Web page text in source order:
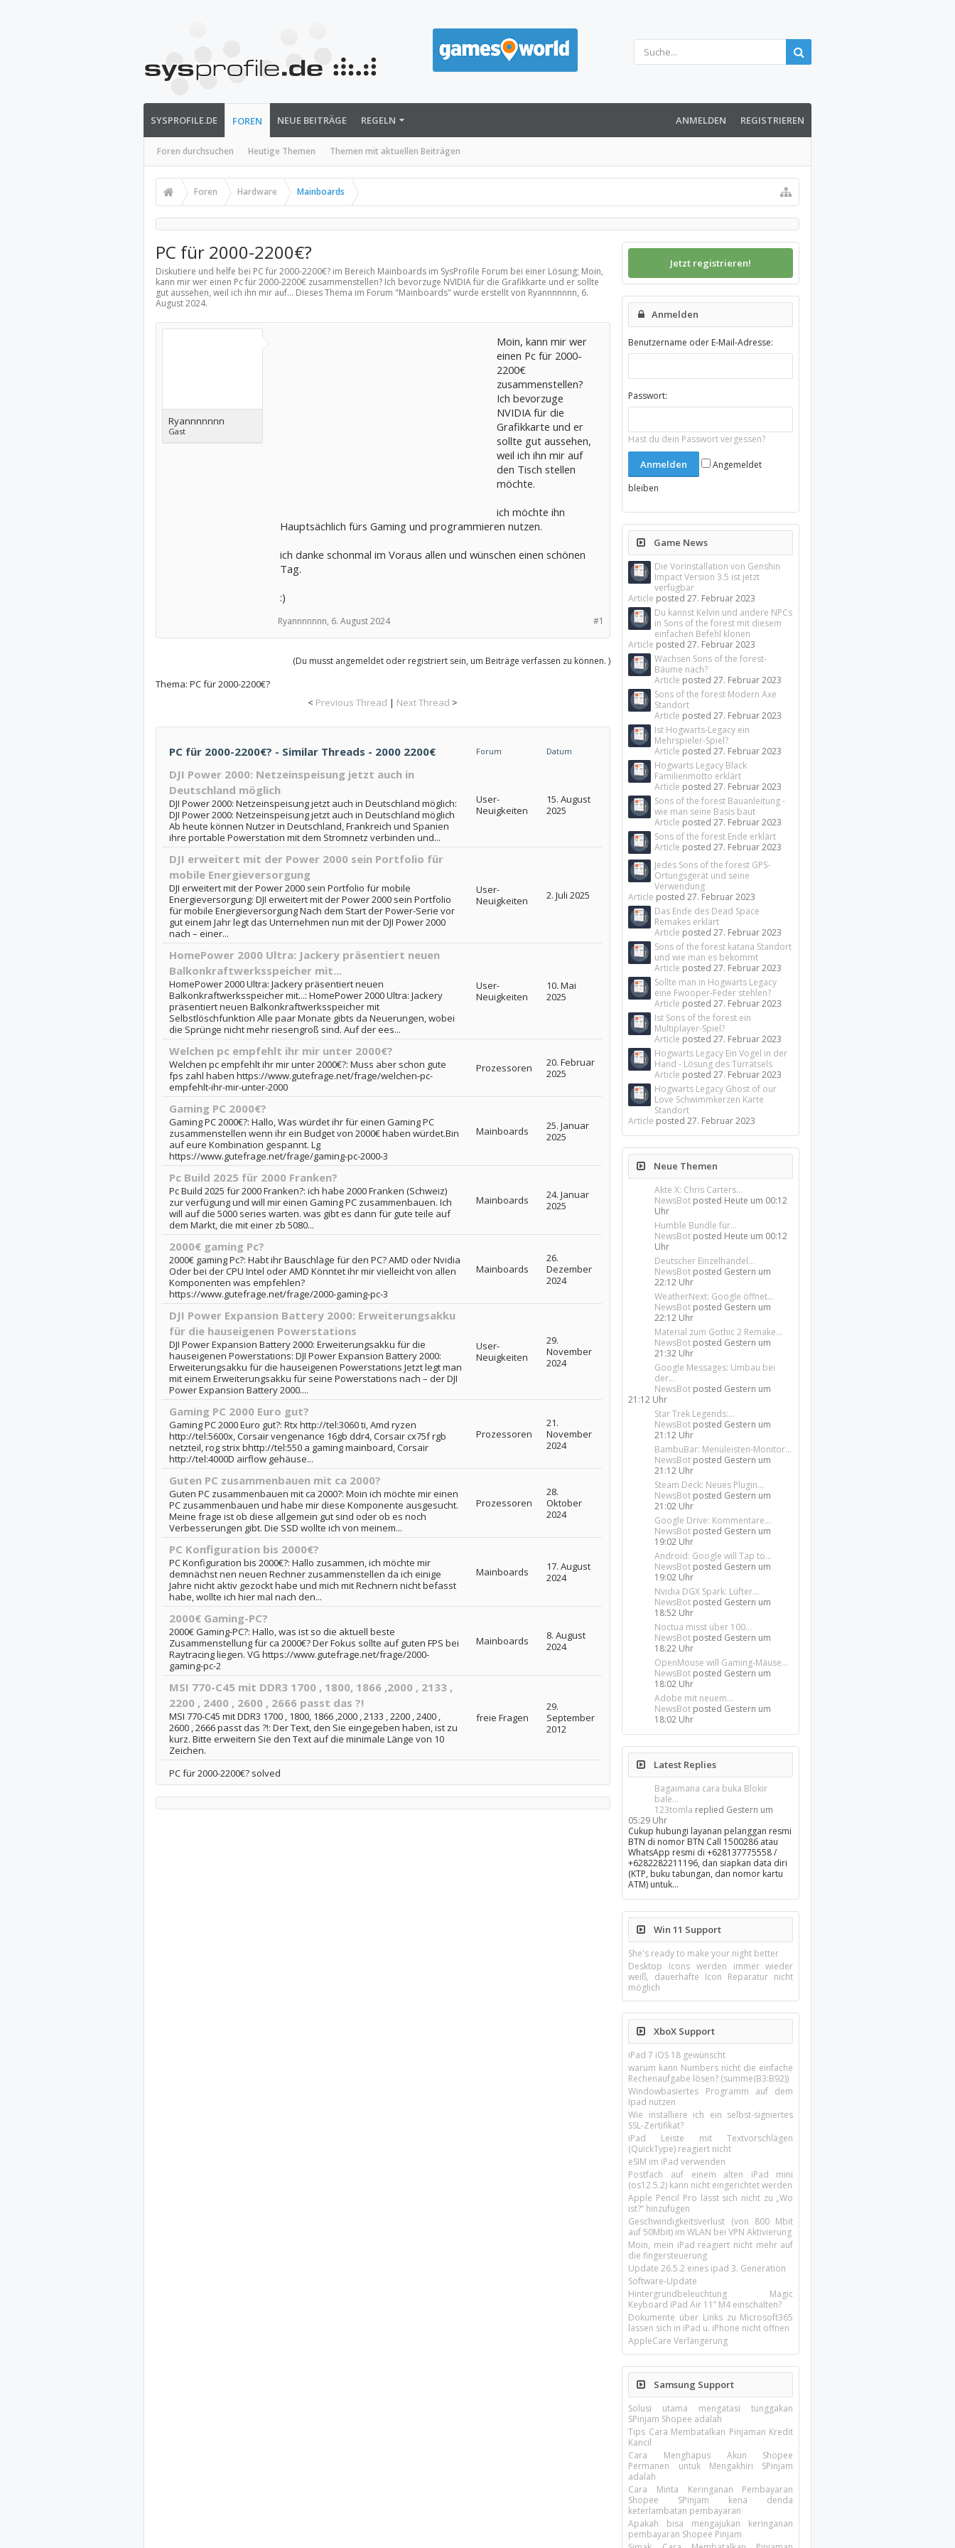
SYSPROFILE.DE FOREN
Foren durchsuchen Heutige Themen Themen mit aktuellen Beiträgen
NEUE BEITRÄGE REGELN ANMELDEN REGISTRIEREN
Foren Hardware Mainboards
PC für 2000-2200€?
Diskutiere und helfe bei PC für 2000-2200€? im Bereich Mainboardsim SysProfile Forum bei einer Lösung; Moin,
kann mir wer einen Pc für 2000-2200€ zusammenstellen? Ich bevorzuge NVIDIA für die Grafikkarte und er sollte
gut aussehen, weil ich ihn mir auf... Dieses Thema im Forum "Mainboards" wurde erstellt von Ryannnnnnn, 6.
August 2024.
Ryannnnnnn
Gast
Moin, kann mir wer
einen Pc für 2000-
2200€
zusammenstellen?
Ich bevorzuge
NVIDIA für die
Grafikkarte und er
sollte gut aussehen,
weil ich ihn mir auf
den Tisch stellen
möchte.
ich möchte ihn
Hauptsächlich fürs Gaming und programmieren nutzen.
ich danke schonmal im Voraus allen und wünschen einen schönen
Tag.
:)
#1
Ryannnnnnn, 6. August 2024
(Du musst angemeldet oder registriert sein, um Beiträge verfassen zu können. )
Thema: PC für 2000-2200€?
< Previous Thread | Next Thread >
PC für 2000-2200€? - Similar Threads - 2000 2200€ Forum Datum
DJI Power 2000: Netzeinspeisung jetzt auch in
Deutschland möglich
DJI Power 2000: Netzeinspeisung jetzt auch in Deutschland möglich:
DJI Power 2000: Netzeinspeisung jetzt auch in Deutschland möglich
Ab heute können Nutzer in Deutschland, Frankreich und Spanien
ihre portable Powerstation mit dem Stromnetz verbinden und...
User-
Neuigkeiten
15. August
2025
DJI erweitert mit der Power 2000 sein Portfolio für
mobile Energieversorgung
DJI erweitert mit der Power 2000 sein Portfolio für mobile
Energieversorgung: DJI erweitert mit der Power 2000 sein Portfolio
für mobile Energieversorgung Nach dem Start der Power-Serie vor
gut einem Jahr legt das Unternehmen nun mit der DJI Power 2000
nach – einer...
User-
Neuigkeiten
2. Juli 2025
HomePower 2000 Ultra: Jackery präsentiert neuen
Balkonkraftwerksspeicher mit...
HomePower 2000 Ultra: Jackery präsentiert neuen
Balkonkraftwerksspeicher mit...: HomePower 2000 Ultra: Jackery
präsentiert neuen Balkonkraftwerksspeicher mit
Selbstlöschfunktion Alle paar Monate gibts da Neuerungen, wobei
die Sprünge nicht mehr riesengroß sind. Auf der ees...
User-
Neuigkeiten
10. Mai
2025
Welchen pc empfehlt ihr mir unter 2000€?
Welchen pc empfehlt ihr mir unter 2000€?: Muss aber schon gute
fps zahl haben https://www.gutefrage.net/frage/welchen-pc-
empfehlt-ihr-mir-unter-2000
Prozessoren
20. Februar
2025
Gaming PC 2000€?
Gaming PC 2000€?: Hallo, Was würdet ihr für einen Gaming PC
zusammenstellen wenn ihr ein Budget von 2000€ haben würdet.Bin
auf eure Kombination gespannt. Lg
https://www.gutefrage.net/frage/gaming-pc-2000-3
Mainboards
25. Januar
2025
Pc Build 2025 für 2000 Franken?
Pc Build 2025 für 2000 Franken?: ich habe 2000 Franken (Schweiz)
zur verfügung und will mir einen Gaming PC zusammenbauen. Ich
will auf die 5000 series warten. was gibt es dann für gute teile auf
dem Markt, die mit einer zb 5080...
Mainboards
24. Januar
2025
2000€ gaming Pc?
2000€ gaming Pc?: Habt ihr Bauschläge für den PC? AMD oder Nvidia
Oder bei der CPU Intel oder AMD Könntet ihr mir vielleicht von allen
Komponenten was empfehlen?
https://www.gutefrage.net/frage/2000-gaming-pc-3
Mainboards
26.
Dezember
2024
DJI Power Expansion Battery 2000: Erweiterungsakku
für die hauseigenen Powerstations
DJI Power Expansion Battery 2000: Erweiterungsakku für die
hauseigenen Powerstations: DJI Power Expansion Battery 2000:
Erweiterungsakku für die hauseigenen Powerstations Jetzt legt man
mit einem Erweiterungsakku für seine Powerstations nach – der DJI
Power Expansion Battery 2000....
User-
Neuigkeiten
29.
November
2024
Gaming PC 2000 Euro gut?
Gaming PC 2000 Euro gut?: Rtx http://tel:3060 ti, Amd ryzen
http://tel:5600x, Corsair vengenance 16gb ddr4, Corsair cx75f rgb
netzteil, rog strix bhttp://tel:550 a gaming mainboard, Corsair
http://tel:4000D airflow gehäuse...
Prozessoren
21.
November
2024
Guten PC zusammenbauen mit ca 2000?
Guten PC zusammenbauen mit ca 2000?: Moin ich möchte mir einen
PC zusammenbauen und habe mir diese Komponente ausgesucht.
Meine frage ist ob diese allgemein gut sind oder ob es noch
Verbesserungen gibt. Die SSD wollte ich von meinem...
Prozessoren
28.
Oktober
2024
PC Konfiguration bis 2000€?
PC Konfiguration bis 2000€?: Hallo zusammen, ich möchte mir
demnächst nen neuen Rechner zusammenstellen da ich einige
Jahre nicht aktiv gezockt habe und mich mit Rechnern nicht befasst
habe, wollte ich hier mal nach den...
Mainboards
17. August
2024
2000€ Gaming-PC?
2000€ Gaming-PC?: Hallo, was ist so die aktuell beste
Zusammenstellung für ca 2000€? Der Fokus sollte auf guten FPS bei
Raytracing liegen. VG https://www.gutefrage.net/frage/2000-
gaming-pc-2
Mainboards
8. August
2024
MSI 770-C45 mit DDR3 1700 , 1800, 1866 ,2000 , 2133 ,
2200 , 2400 , 2600 , 2666 passt das ?!
MSI 770-C45 mit DDR3 1700 , 1800, 1866 ,2000 , 2133 , 2200 , 2400 ,
2600 , 2666 passt das ?!: Der Text, den Sie eingegeben haben, ist zu
kurz. Bitte erweitern Sie den Text auf die minimale Länge von 10
Zeichen.
freie Fragen
29.
September
2012
PC für 2000-2200€? solved
Jetzt registrieren!
Anmelden
Benutzername oder E-Mail-Adresse:
Passwort:
Hast du dein Passwort vergessen?
Angemeldet
bleiben
Game News
Die Vorinstallation von Genshin
Impact Version 3.5 ist jetzt
verfügbar
Article posted27. Februar 2023
Du kannst Kelvin und andere NPCs
in Sons of the forest mit diesem
einfachen Befehl klonen
Article posted27. Februar 2023
Wachsen Sons of the forest-
Bäume nach?
Article posted27. Februar 2023
Sons of the forest Modern Axe
Standort
Article posted27. Februar 2023
Ist Hogwarts-Legacy ein
Mehrspieler-Spiel?
Article posted27. Februar 2023
Hogwarts Legacy Black
Familienmotto erklärt
Article posted27. Februar 2023
Sons of the forest Bauanleitung -
wie man seine Basis baut
Article posted27. Februar 2023
Sons of the forest Ende erklärt
Article posted27. Februar 2023
Jedes Sons of the forest GPS-
Ortungsgerät und seine
Verwendung
Article posted27. Februar 2023
Das Ende des Dead Space
Remakes erklärt
Article posted27. Februar 2023
Sons of the forest katana Standort
und wie man es bekommt
Article posted27. Februar 2023
Sollte man in Hogwarts Legacy
eine Fwooper-Feder stehlen?
Article posted27. Februar 2023
Ist Sons of the forest ein
Multiplayer-Spiel?
Article posted27. Februar 2023
Hogwarts Legacy Ein Vogel in der
Hand - Lösung des Türrätsels
Article posted27. Februar 2023
Hogwarts Legacy Ghost of our
Love Schwimmkerzen Karte
Standort
Article posted27. Februar 2023
Neue Themen
Akte X: Chris Carters...
NewsBot posted Heute um 00:12
Uhr
Humble Bundle für...
NewsBot posted Heute um 00:12
Uhr
Deutscher Einzelhandel...
NewsBot posted Gestern um
22:12 Uhr
WeatherNext: Google öffnet...
NewsBot posted Gestern um
22:12 Uhr
Material zum Gothic 2 Remake...
NewsBot posted Gestern um
21:32 Uhr
Google Messages: Umbau bei
der...
NewsBot posted Gestern um
21:12 Uhr
Star Trek Legends:...
NewsBot posted Gestern um
21:12 Uhr
BambuBar: Menüleisten-Monitor...
NewsBot posted Gestern um
21:12 Uhr
Steam Deck: Neues Plugin...
NewsBot posted Gestern um
21:02 Uhr
Google Drive: Kommentare...
NewsBot posted Gestern um
19:02 Uhr
Android: Google will Tap to...
NewsBot posted Gestern um
19:02 Uhr
Nvidia DGX Spark: Lüfter...
NewsBot posted Gestern um
18:52 Uhr
Noctua misst über 100...
NewsBot posted Gestern um
18:22 Uhr
OpenMouse will Gaming-Mäuse...
NewsBot posted Gestern um
18:02 Uhr
Adobe mit neuem...
NewsBot posted Gestern um
18:02 Uhr
Latest Replies
Bagaimana cara buka Blokir
bale...
123tomla replied Gestern um
05:29 Uhr
Cukup hubungi layanan pelanggan resmi
BTN di nomor BTN Call 1500286 atau
WhatsApp resmi di +628137775558 /
+6282282211196, dan siapkan data diri
(KTP, buku tabungan, dan nomor kartu
ATM) untuk…
Win 11 Support
She's ready to make your night better
Desktop Icons werden immer wieder
weiß, dauerhafte Icon Reparatur nicht
möglich
XboX Support
iPad 7 iOS 18 gewünscht
warum kann Numbers nicht die einfache
Rechenaufgabe lösen? (summe(B3:B92))
Windowbasiertes Programm auf dem
Ipad nutzen
Wie installiere ich ein selbst-signiertes
SSL-Zertifikat?
iPad Leiste mit Textvorschlägen
(QuickType) reagiert nicht
eSIM im iPad verwenden
Postfach auf einem alten iPad mini
(os12.5.2) kann nicht eingerichtet werden
Apple Pencil Pro lässt sich nicht zu „Wo
ist?“ hinzufügen
Geschwindigkeitsverlust (von 800 Mbit
auf 50Mbit) im WLAN bei VPN Aktivierung
Moin, mein iPad reagiert nicht mehr auf
die fingersteuerung
Update 26.5.2 eines ipad 3. Generation
Software-Update
Hintergrundbeleuchtung Magic
Keyboard iPad Air 11’’ M4 einschalten?
Dokumente über Links zu Microsoft365
lassen sich in iPad u. iPhone nicht öffnen
AppleCare Verlängerung
Samsung Support
Solusi utama mengatasi tunggakan
SPinjam Shopee adalah
Tips Cara Membatalkan Pinjaman Kredit
Kancil
Cara Menghapus Akun Shopee
Permanen untuk Mengakhiri SPinjam
adalah
Cara Minta Keringanan Pembayaran
Shopee SPinjam kena denda
keterlambatan pembayaran
Apakah bisa mengajukan keringanan
pembayaran Shopee Pinjam